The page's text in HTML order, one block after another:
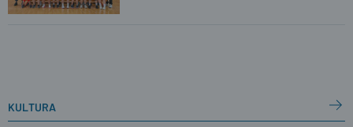
kultura